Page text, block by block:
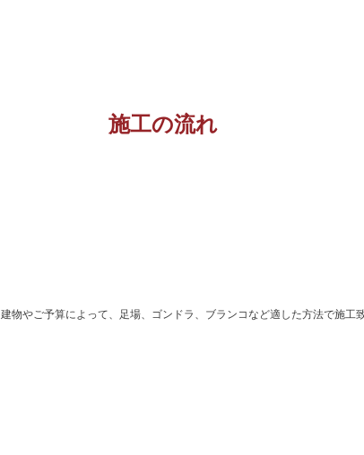
施工の流れ
建物やご予算によって、足場、ゴンドラ、ブランコなど適した方法で施工致